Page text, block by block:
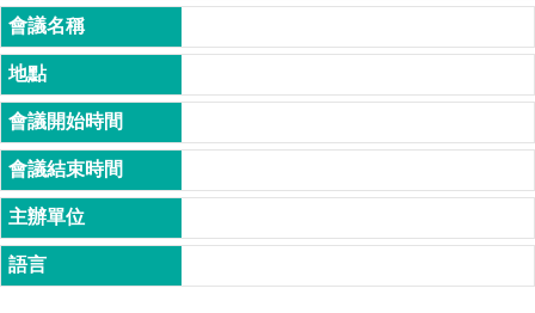
碩
士
班
在
職
專
班
學
術
研